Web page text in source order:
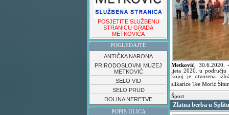
POSJETITE SLUŽBENU
STRANICU GRADA
METKOVIĆA
POGLEDAJTE
ANTIČKA NARONA
PRIRODOSLOVNI MUZEJ
METKOVIĆ
SELO VID
SELO PRUD
DOLINA NERETVE
POPIS ULICA
Metković 30.6.2020.
ljeta 2020. u
kojoj je otvorena
slikarice Tee Morić
Šport
Zlatna berba u Splitu